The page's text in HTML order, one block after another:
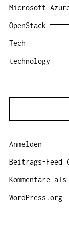
Microsoft
OpenStack
Tech
technology
Anmelden
Beitrags-Feed
Kommentare als
WordPress.org